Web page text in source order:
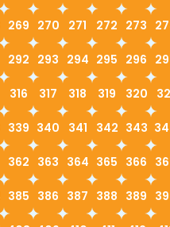
269 270 271 272 273
292 293 294 295 296
316 317 318 319 320
339 340 341 342 343
362 363 364 365 366
385 386 387 388 389